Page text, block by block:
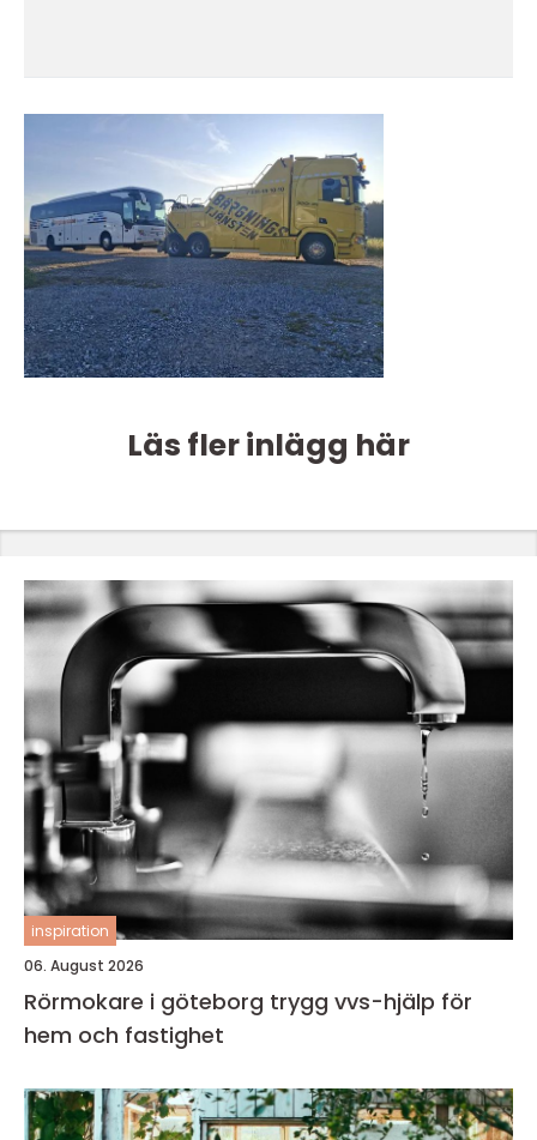
Läs fler inlägg här
inspiration
06. August 2026
Rörmokare i göteborg trygg vvs-hjälp för
hem och fastighet